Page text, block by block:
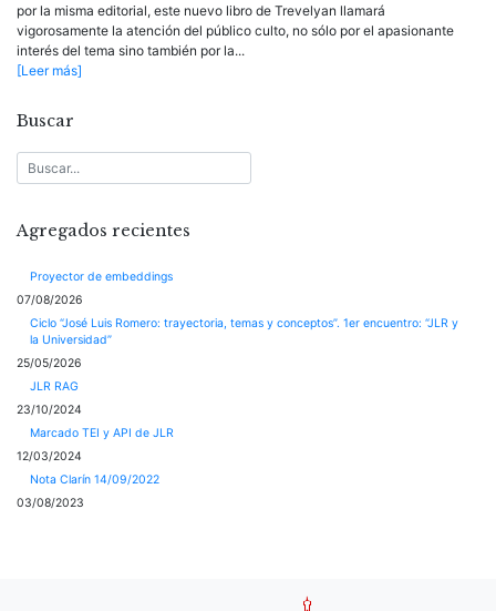
por la misma editorial, este nuevo libro de Trevelyan llamará
vigorosamente la atención del público culto, no sólo por el apasionante
interés del tema sino también por la...
[Leer más]
Buscar
Agregados recientes
Proyector de embeddings
07/08/2026
Ciclo “José Luis Romero: trayectoria, temas y conceptos”. 1er encuentro: “JLR y
la Universidad”
25/05/2026
JLR RAG
23/10/2024
Marcado TEI y API de JLR
12/03/2024
Nota Clarín 14/09/2022
03/08/2023